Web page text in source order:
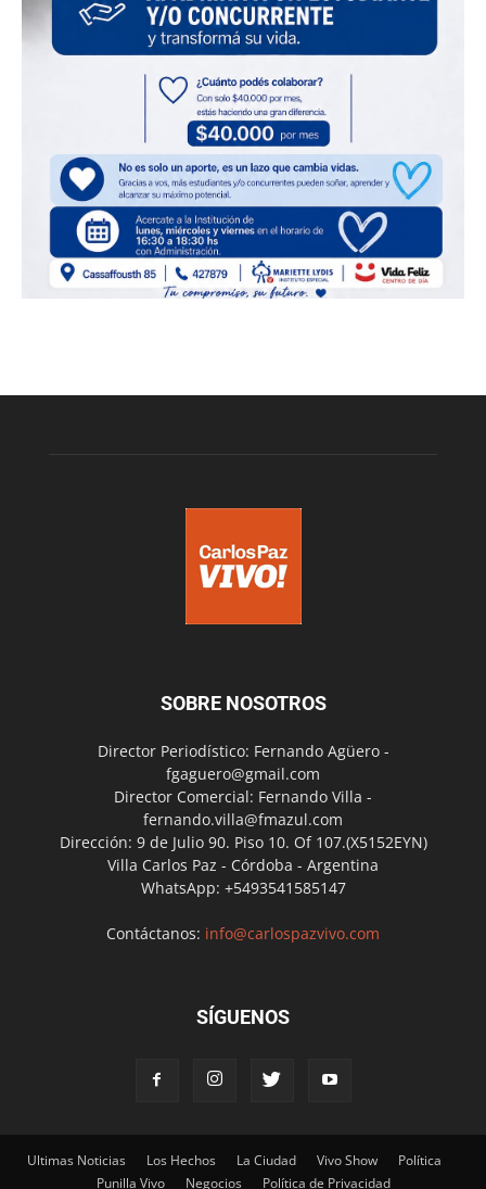
SOBRE NOSOTROS
Director Periodístico: Fernando Agüero -
fgaguero@gmail.com
Director Comercial: Fernando Villa -
fernando.villa@fmazul.com
Dirección: 9 de Julio 90. Piso 10. Of 107.(X5152EYN)
Villa Carlos Paz - Córdoba - Argentina
WhatsApp: +5493541585147
Contáctanos: info@carlospazvivo.com
SÍGUENOS
Ultimas Noticias Los Hechos La Ciudad Vivo Show
Política
Punilla Vivo
Negocios Política de Privacidad